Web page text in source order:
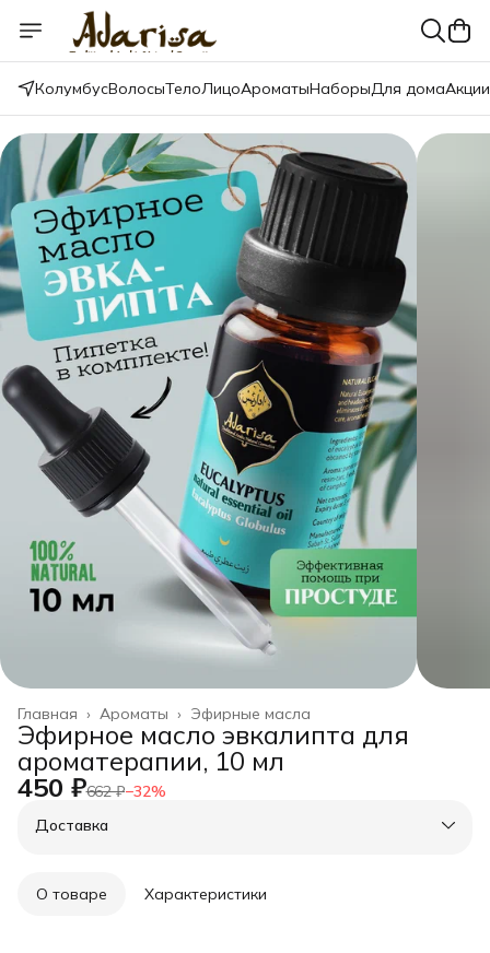
КолумбусВолосыТелоЛицоАроматыНаборыДля домаАкции
Эфирные масла
Ароматы ›
Главная ›
Эфирное масло эвкалипта для
ароматерапии, 10 мл
450 ₽662 ₽−32%
Доставка
О товаре Характеристики